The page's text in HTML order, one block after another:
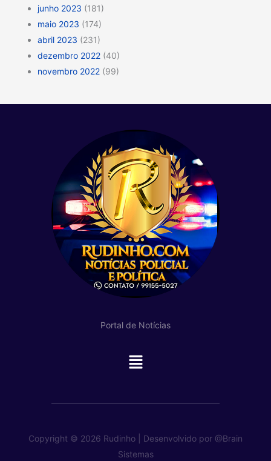
junho 2023 (181)
maio 2023 (174)
abril 2023 (231)
dezembro 2022 (40)
novembro 2022 (99)
Portal de Notícias
Main
Copyright © 2026 Rudinho | Desenvolvido por @Brain
Sistemas